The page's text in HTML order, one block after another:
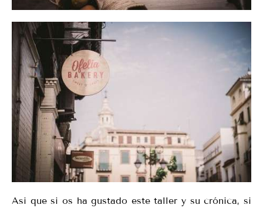
Asi que si os ha gustado este taller y su crónica, si